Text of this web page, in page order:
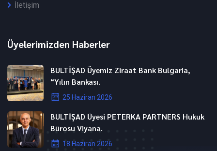
İletişim
Üyelerimizden Haberler
BULTİŞAD Üyemiz Ziraat Bank Bulgaria,
“Yılın Bankası.
25 Haziran 2026
BULTİŞAD Üyesi PETERKA PARTNERS Hukuk
Bürosu Viyana.
18 Haziran 2026